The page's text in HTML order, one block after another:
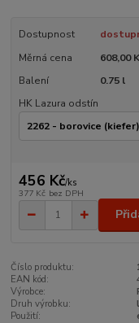
Dostupnost
Měrná cena
608,00
Balení
0.75 l
HK Lazura odstín
456 Kč/ks
377 Kč bez DPH
Číslo produktu:
EAN kód:
Výrobce:
Druh výrobku:
Použití: